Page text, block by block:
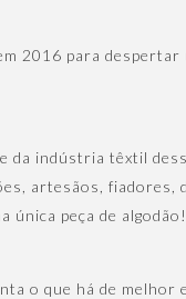
2016 para despertar
da indústria têxtil
artesãos, fiadores,
peça de algodão!
o que há de melhor